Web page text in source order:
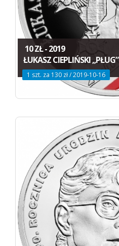
10 ZŁ - 2019
ŁUKASZ CIEPLIŃSKI „PŁUG”
1 szt. za 130 zł / 2019-10-16